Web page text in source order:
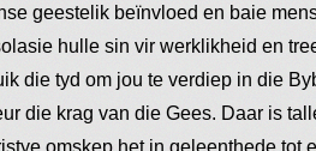
geestelik beïnvloed en baie
hulle sin vir werklikheid en
die tyd om jou te verdiep in die
die krag van die Gees. Daar is
omskep het in geleenthede tot